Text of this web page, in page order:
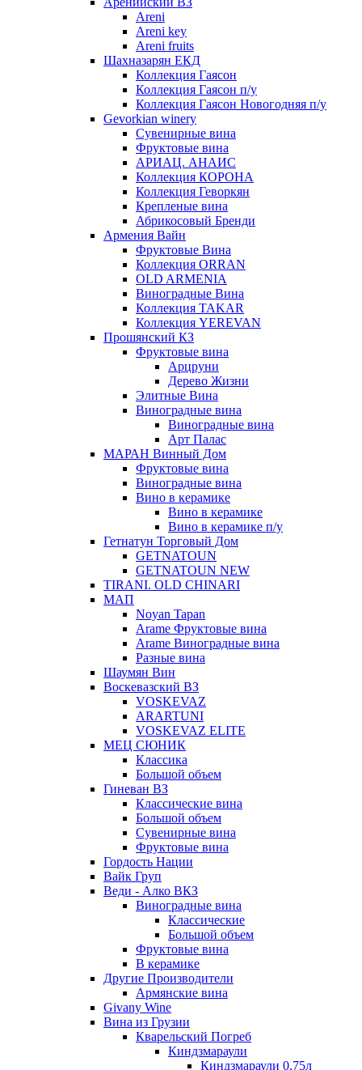
Areni
Areni key
Areni fruits
Шахназарян ЕКД
Коллекция Гаясон
Коллекция Гаясон п/у
Коллекция Гаясон Новогодняя п/у
Gevorkian winery
Сувенирные вина
Фруктовые вина
АРИАЦ. АНАИС
Коллекция КОРОНА
Коллекция Геворкян
Крепленые вина
Абрикосовый Бренди
Армения Вайн
Фруктовые Вина
Коллекция ORRAN
OLD ARMENIA
Виноградные Вина
Коллекция TAKAR
Коллекция YEREVAN
Прошянский КЗ
Фруктовые вина
Арцруни
Дерево Жизни
Элитные Вина
Виноградные вина
Виноградные вина
Арт Палас
МАРАН Винный Дом
Фруктовые вина
Виноградные вина
Вино в керамике
Вино в керамике
Вино в керамике п/у
Гетнатун Торговый Дом
GETNATOUN
GETNATOUN NEW
TIRANI. OLD CHINARI
МАП
Noyan Tapan
Arame Фруктовые вина
Arame Виноградные вина
Разные вина
Шаумян Вин
Воскевазский ВЗ
VOSKEVAZ
ARARTUNI
VOSKEVAZ ELITE
МЕЦ СЮНИК
Классика
Большой объем
Гиневан ВЗ
Классические вина
Большой объем
Сувенирные вина
Фруктовые вина
Гордость Нации
Вайк Груп
Веди - Алко ВКЗ
Виноградные вина
Классические
Большой объем
Фруктовые вина
В керамике
Другие Производители
Армянские вина
Givany Wine
Вина из Грузии
Кварельский Погреб
Киндзмараули
Киндзмараули 0,75л